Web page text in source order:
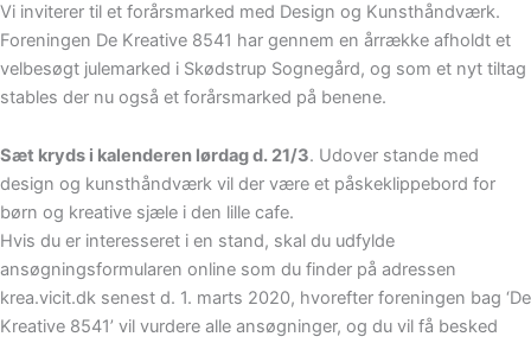
Vi inviterer til et forårsmarked med Design og Kunsthåndværk.
Foreningen De Kreative 8541 har gennem en årrække afholdt et
velbesøgt julemarked i Skødstrup Sognegård, og som et nyt tiltag
stables der nu også et forårsmarked på benene.
Sæt kryds i kalenderen lørdag d. 21/3. Udover stande med
design og kunsthåndværk vil der være et påskeklippebord for
børn og kreative sjæle i den lille cafe.
Hvis du er interesseret i en stand, skal du udfylde
ansøgningsformularen online som du finder på adressen
krea.vicit.dk senest d. 1. marts 2020, hvorefter foreningen bag ‘De
Kreative 8541’ vil vurdere alle ansøgninger, og du vil få besked